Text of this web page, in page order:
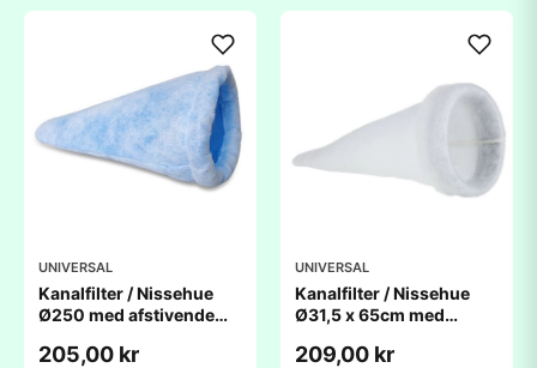
UNIVERSAL
Kanalfilter / Nissehue
Ø250 med afstivende
205,00 kr
UNIVERSAL
Kanalfilter / Nissehue
Ø31,5 x 65cm med
209,00 kr